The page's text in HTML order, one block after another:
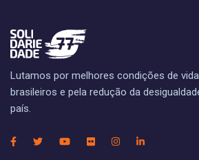
Lutamos por melhores condições de
brasileiros e pela redução da
país.